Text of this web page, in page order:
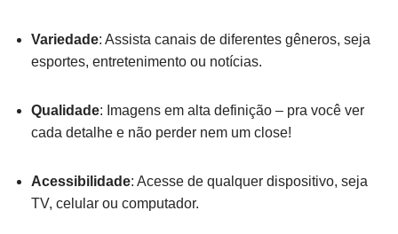
Variedade: Assista canais de diferentes gêneros, seja
esportes, entretenimento ou notícias.
Qualidade: Imagens em alta definição – pra você ver
cada detalhe e não perder nem um close!
Acessibilidade: Acesse de qualquer dispositivo, seja
TV, celular ou computador.